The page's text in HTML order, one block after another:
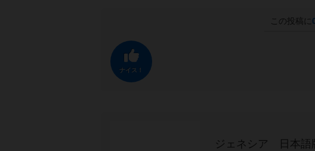
この投稿に
ナイス！
ジェネシア 日本語